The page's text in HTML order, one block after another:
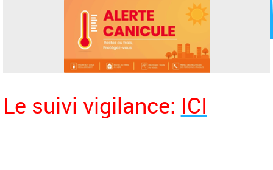
Le suivi vigilance: ICI